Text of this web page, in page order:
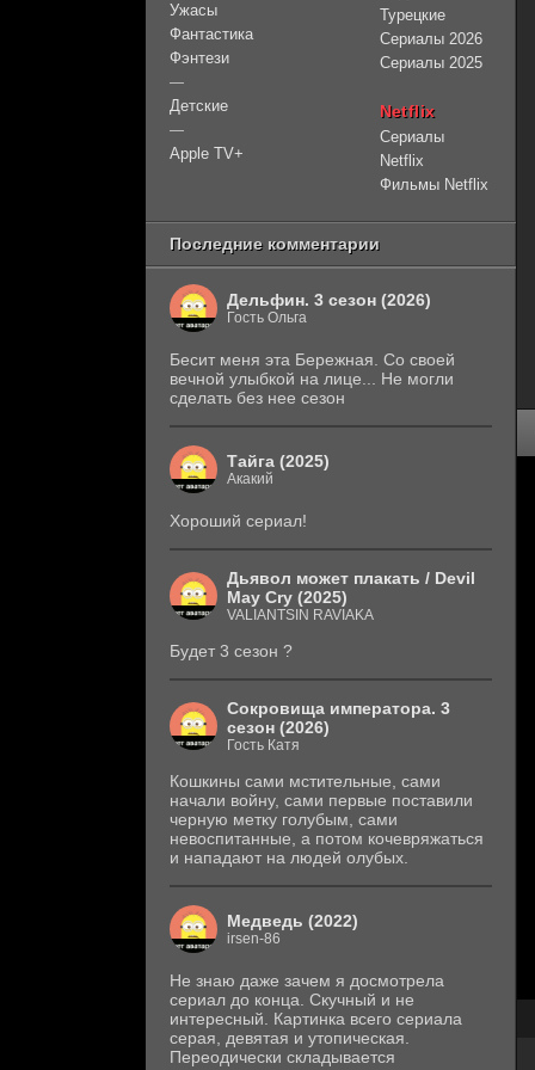
Ужасы
Фантастика
Фэнтези
—
Детские
—
Apple TV+
Турецкие
Сериалы 2026
Сериалы 2025
Netflix
Сериалы
Netflix
Фильмы Netflix
Последние комментарии
Дельфин. 3 сезон (2026)
Гость Ольга
Бесит меня эта Бережная. Со своей
вечной улыбкой на лице... Не могли
сделать без нее сезон
Тайга (2025)
Акакий
Хороший сериал!
Дьявол может плакать / Devil
May Cry (2025)
VALIANTSIN RAVIAKA
Будет 3 сезон ?
Сокровища императора. 3
сезон (2026)
Гость Катя
Кошкины сами мстительные, сами
начали войну, сами первые поставили
черную метку голубым, сами
невоспитанные, а потом кочевряжаться
и нападают на людей олубых.
Медведь (2022)
irsen-86
Не знаю даже зачем я досмотрела
сериал до конца. Скучный и не
интересный. Картинка всего сериала
серая, девятая и утопическая.
Переодически складывается